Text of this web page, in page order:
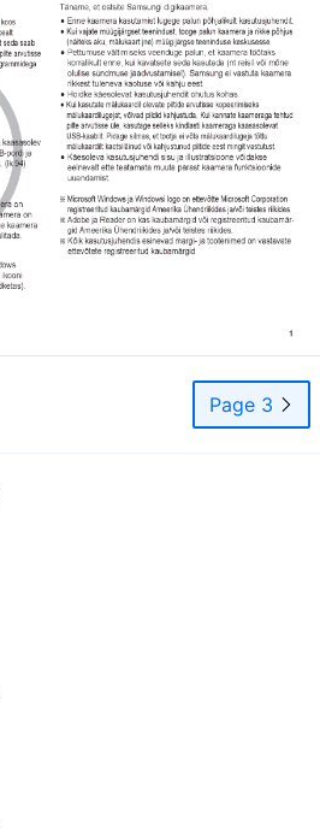
Page 3